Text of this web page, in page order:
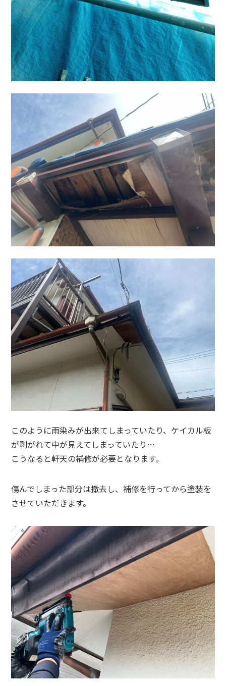
このように雨染みが出来てしまっていたり、ケイカル板
が剥がれて中が見えてしまっていたり…
こうなると軒天の補修が必要となります。
傷んでしまった部分は撤去し、補修を行ってから塗装を
させていただきます。